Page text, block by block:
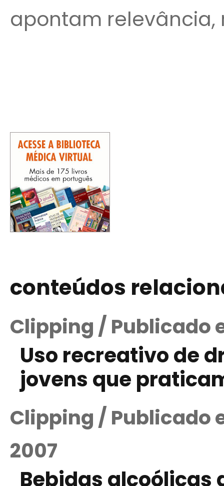
apontam relevância,
conteúdos
Clipping / Publicado
Uso recreativo de
jovens que
Clipping / Publicado
2007
Bebidas alcoólicas